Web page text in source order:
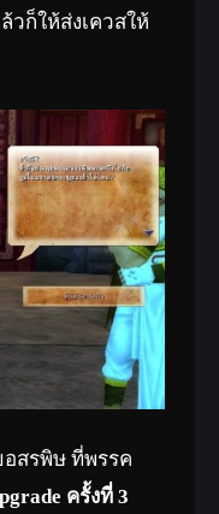
ก็ให้ส่งเควสให้
อสรพิษ ที่พรรค
ครั้งที่ 3